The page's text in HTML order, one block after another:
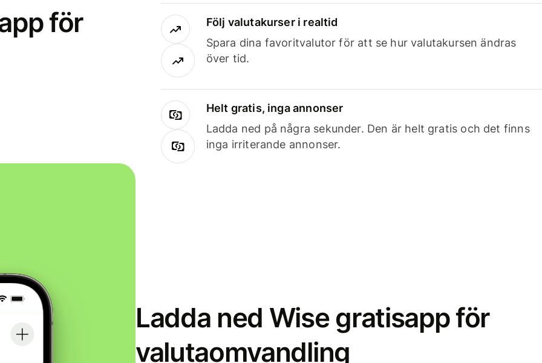
för
Följ valutakurser i realtid
Spara dina favoritvalutor för att se hur valutakursen ändras
över tid.
Helt gratis, inga annonser
Ladda ned på några sekunder. Den är helt gratis och det finns
inga irriterande annonser.
Ladda ned Wise gratisapp för
valutaomvandling